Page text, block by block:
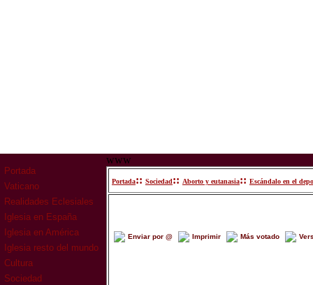
Portada
Vaticano
Realidades Eclesiales
Iglesia en España
Iglesia en América
Iglesia resto del mundo
Cultura
Sociedad
www
Portada:: Sociedad:: Aborto y eutanasia:: Escándalo en el
Enviar por @ Imprimir Más votado